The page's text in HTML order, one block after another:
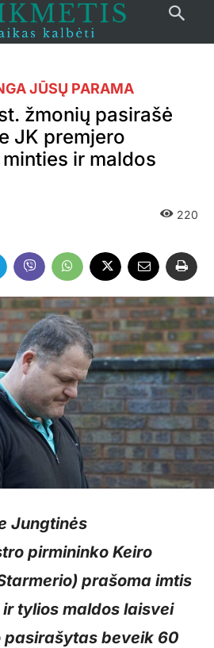
JŪSŲ PARAMA
žmonių pasirašė
JK premjero
ir maldos
220
Jungtinės
pirmininko Keiro
prašoma imtis
tylios maldos laisvei
beveik 60